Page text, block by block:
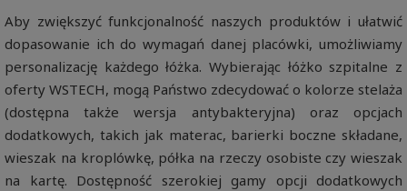
Aby zwiększyć funkcjonalność naszych produktów i ułatwić
dopasowanie ich do wymagań danej placówki, umożliwiamy
personalizację każdego łóżka. Wybierając łóżko szpitalne z
oferty WSTECH, mogą Państwo zdecydować o kolorze stelaża
(dostępna także wersja antybakteryjna) oraz opcjach
dodatkowych, takich jak materac, barierki boczne składane,
wieszak na kroplówkę, półka na rzeczy osobiste czy wieszak
na kartę. Dostępność szerokiej gamy opcji dodatkowych